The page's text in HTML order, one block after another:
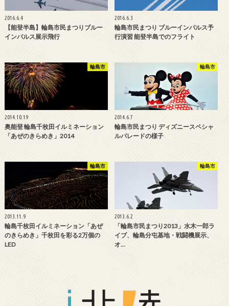
2016.6.4
【能登半島】輪島市民まつりブルー
インパルス展示飛行
2016.6.3
輪島市民まつり ブルーインパルス予
行演習 能登半島でのフライト
輪島市
2014.10.19
奥能登 輪島千枚田イルミネーション
「あぜのきらめき」2014
輪島市
2014.6.7
輪島市民まつり ディズニースペシャ
ルパレードの様子
輪島市
2013.11.9
輪島千枚田イルミネーション「あぜ
のきらめき」千枚田を彩る2万個の
LED
輪島市
2013.6.2
「輪島市民まつり2013」水木一郎ラ
イブ、輪島分屯基地・戦闘機展示、
オ…